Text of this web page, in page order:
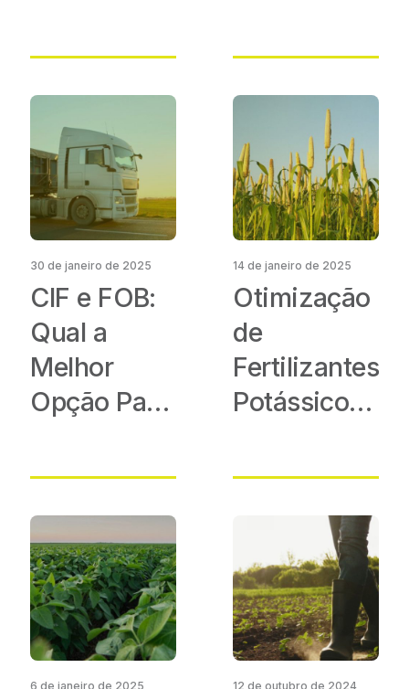
Sua
30 de janeiro de 2025
CIF e FOB:
Qual a
Melhor
Opção Para
de
14 de janeiro de 2025
Otimização
de
Fertilizantes
Potássicos
de
6 de janeiro de 2025 12 de outubro de 2024